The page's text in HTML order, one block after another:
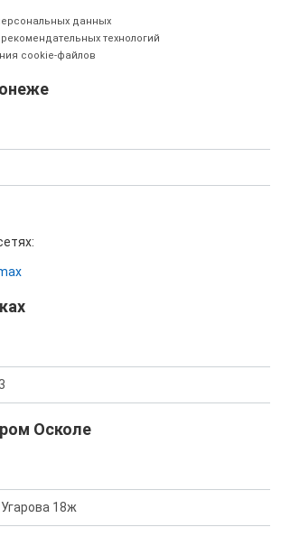
данных
технологий
cookie-файлов
Осколе
18ж